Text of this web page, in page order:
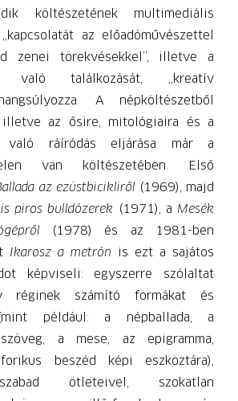
költészetének multimediális
az előadóművészettel
zenei törekvésekkel”, illetve a
való találkozását, „kreatív
A népköltészetből
az ősire, mitológiaira és a
való ráíródás eljárása már a
van költészetében. Első
az ezüstbicikliről (1969), majd
piros bulldózerek (1971), a Mesék
(1978) és az 1981-ben
Ikarosz a metrón is ezt a sajátos
képviseli: egyszerre szólaltat
réginek számító formákat és
például: a népballada, a
a mese, az epigramma,
beszéd képi eszköztára),
ötleteivel, szokatlan